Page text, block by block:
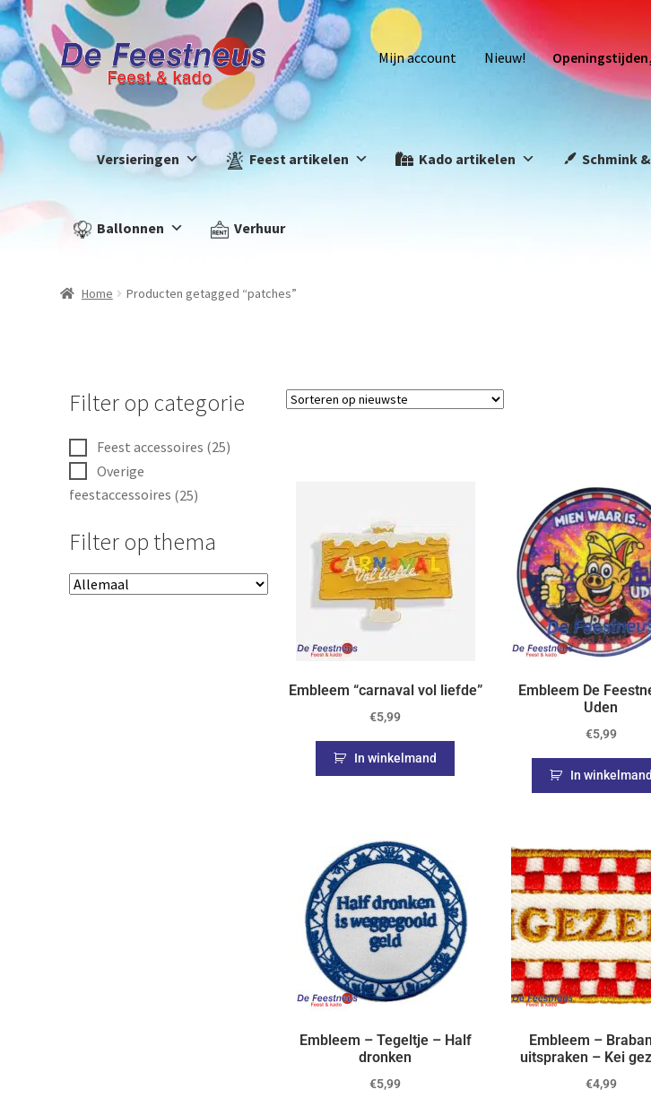
Mijn account Nieuw!
Versieringen Feest artikelen Kado artikelen Schmink
Ballonnen Verhuur
Home Producten getagged “patches”
Filter op categorie
Feest accessoires (25)
Overige
feestaccessoires (25)
Filter op thema
Embleem “carnaval vol liefde”
€5,99
In winkelmand
Embleem De
Uden
€5,99
In winkelmand
Embleem – Tegeltje – Half
dronken
€5,99
Embleem –
uitspraken – Kei
€4,99